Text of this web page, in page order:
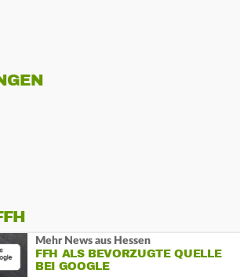
Mehr News aus Hessen
FFH ALS BEVORZUGTE QUELLE
BEI GOOGLE